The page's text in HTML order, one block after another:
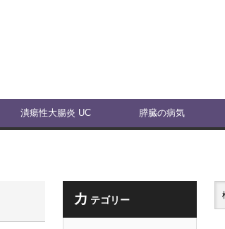
潰瘍性大腸炎 UC 膵臓の病気
カ テゴリー